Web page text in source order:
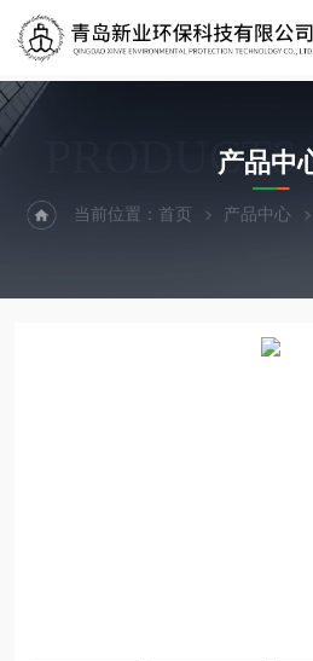
PRODUCTS
产品中
当前位置：首页 产品中心